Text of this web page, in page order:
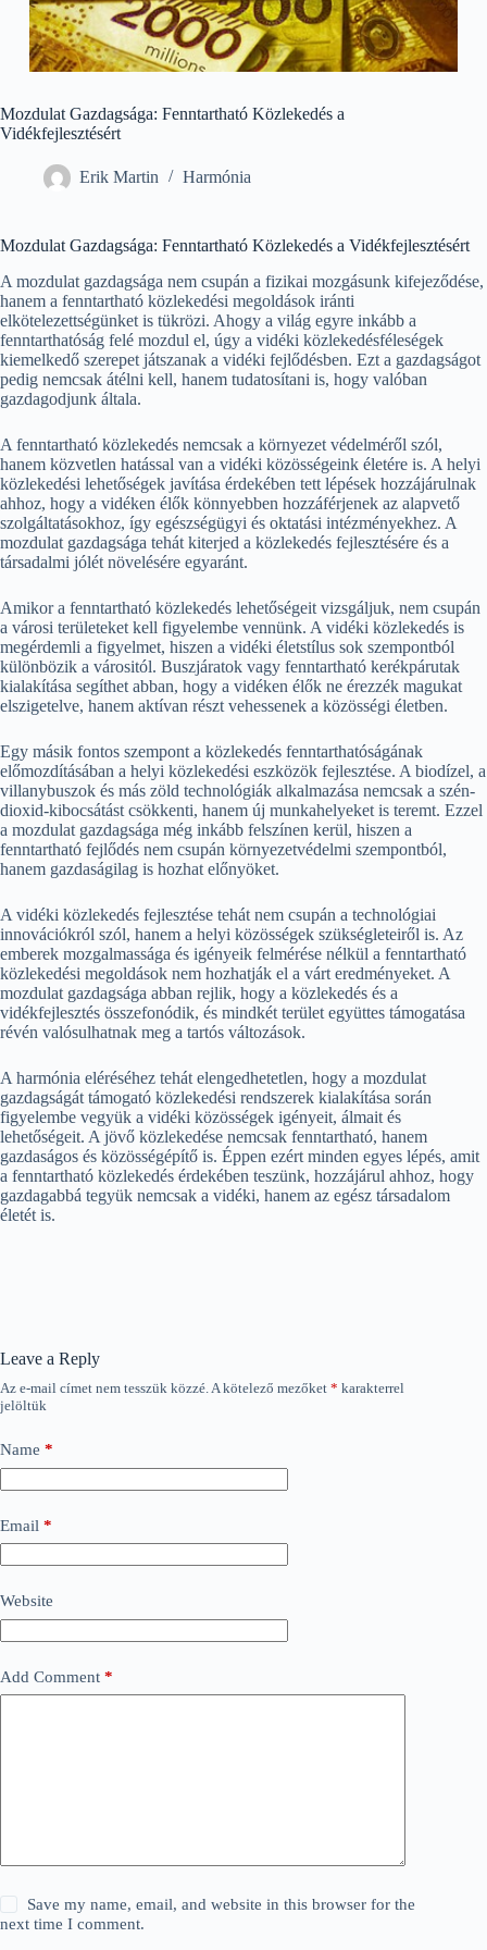
Mozdulat Gazdagsága: Fenntartható Közlekedés a
Vidékfejlesztésért
Erik Martin Harmónia
Mozdulat Gazdagsága: Fenntartható Közlekedés a Vidékfejlesztésért
A mozdulat gazdagsága nem csupán a fizikai mozgásunk kifejeződése,
hanem a fenntartható közlekedési megoldások iránti
elkötelezettségünket is tükrözi. Ahogy a világ egyre inkább a
fenntarthatóság felé mozdul el, úgy a vidéki közlekedésféleségek
kiemelkedő szerepet játszanak a vidéki fejlődésben. Ezt a gazdagságot
pedig nemcsak átélni kell, hanem tudatosítani is, hogy valóban
gazdagodjunk általa.
A fenntartható közlekedés nemcsak a környezet védelméről szól,
hanem közvetlen hatással van a vidéki közösségeink életére is. A helyi
közlekedési lehetőségek javítása érdekében tett lépések hozzájárulnak
ahhoz, hogy a vidéken élők könnyebben hozzáférjenek az alapvető
szolgáltatásokhoz, így egészségügyi és oktatási intézményekhez. A
mozdulat gazdagsága tehát kiterjed a közlekedés fejlesztésére és a
társadalmi jólét növelésére egyaránt.
Amikor a fenntartható közlekedés lehetőségeit vizsgáljuk, nem csupán
a városi területeket kell figyelembe vennünk. A vidéki közlekedés is
megérdemli a figyelmet, hiszen a vidéki életstílus sok szempontból
különbözik a várositól. Buszjáratok vagy fenntartható kerékpárutak
kialakítása segíthet abban, hogy a vidéken élők ne érezzék magukat
elszigetelve, hanem aktívan részt vehessenek a közösségi életben.
Egy másik fontos szempont a közlekedés fenntarthatóságának
előmozdításában a helyi közlekedési eszközök fejlesztése. A biodízel, a
villanybuszok és más zöld technológiák alkalmazása nemcsak a szén-
dioxid-kibocsátást csökkenti, hanem új munkahelyeket is teremt. Ezzel
a mozdulat gazdagsága még inkább felszínen kerül, hiszen a
fenntartható fejlődés nem csupán környezetvédelmi szempontból,
hanem gazdaságilag is hozhat előnyöket.
A vidéki közlekedés fejlesztése tehát nem csupán a technológiai
innovációkról szól, hanem a helyi közösségek szükségleteiről is. Az
emberek mozgalmassága és igényeik felmérése nélkül a fenntartható
közlekedési megoldások nem hozhatják el a várt eredményeket. A
mozdulat gazdagsága abban rejlik, hogy a közlekedés és a
vidékfejlesztés összefonódik, és mindkét terület együttes támogatása
révén valósulhatnak meg a tartós változások.
A harmónia eléréséhez tehát elengedhetetlen, hogy a mozdulat
gazdagságát támogató közlekedési rendszerek kialakítása során
figyelembe vegyük a vidéki közösségek igényeit, álmait és
lehetőségeit. A jövő közlekedése nemcsak fenntartható, hanem
gazdaságos és közösségépítő is. Éppen ezért minden egyes lépés, amit
a fenntartható közlekedés érdekében teszünk, hozzájárul ahhoz, hogy
gazdagabbá tegyük nemcsak a vidéki, hanem az egész társadalom
életét is.
Leave a Reply
Az e-mail címet nem tesszük közzé.A kötelező mezőket * karakterrel
jelöltük
Name *
Email *
Website
Add Comment *
Save my name, email, and website in this browser for the
next time I comment.